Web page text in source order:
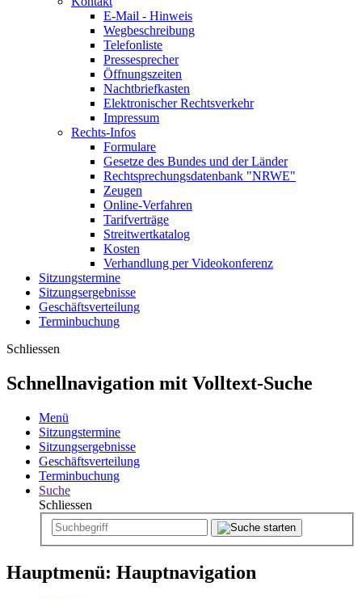
E-Mail - Hinweis
Wegbeschreibung
Telefonliste
Pressesprecher
Öffnungszeiten
Nachtbriefkasten
Elektronischer Rechtsverkehr
Impressum
Rechts-Infos
Formulare
Gesetze des Bundes und der Länder
Rechtsprechungsdatenbank "NRWE"
Zeugen
Online-Verfahren
Tarifverträge
Streitwertkatalog
Kosten
Verhandlung per Videokonferenz
Sitzungstermine
Sitzungsergebnisse
Geschäftsverteilung
Terminbuchung
Schliessen
Schnellnavigation mit Volltext-Suche
Menü
Sitzungstermine
Sitzungsergebnisse
Geschäftsverteilung
Terminbuchung
Suche
Schliessen
Hauptmenü: Hauptnavigation